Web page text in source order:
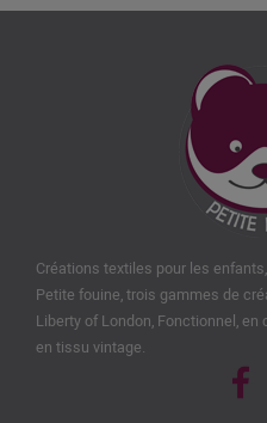
Créations textiles pour les
Petite fouine, trois gammes de
Liberty of London, Fonctionnel,
en tissu vintage.